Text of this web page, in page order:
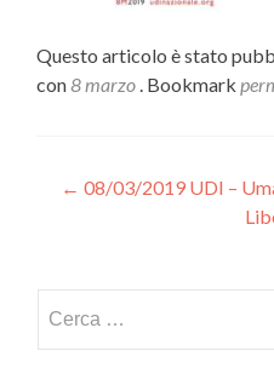
Questo articolo è stato
con8 marzo . Bookmark
Navigazione
← 08/03/2019 UDI –
per: